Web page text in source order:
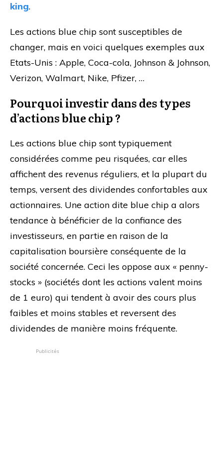
king.
Les actions blue chip sont susceptibles de
changer, mais en voici quelques exemples aux
Etats-Unis : Apple, Coca-cola, Johnson & Johnson,
Verizon, Walmart, Nike, Pfizer, …
Pourquoi investir dans des types
d’actions blue chip ?
Les actions blue chip sont typiquement
considérées comme peu risquées, car elles
affichent des revenus réguliers, et la plupart du
temps, versent des dividendes confortables aux
actionnaires. Une action dite blue chip a alors
tendance à bénéficier de la confiance des
investisseurs, en partie en raison de la
capitalisation boursière conséquente de la
société concernée. Ceci les oppose aux « penny-
stocks » (sociétés dont les actions valent moins
de 1 euro) qui tendent à avoir des cours plus
faibles et moins stables et reversent des
dividendes de manière moins fréquente.
Publicités